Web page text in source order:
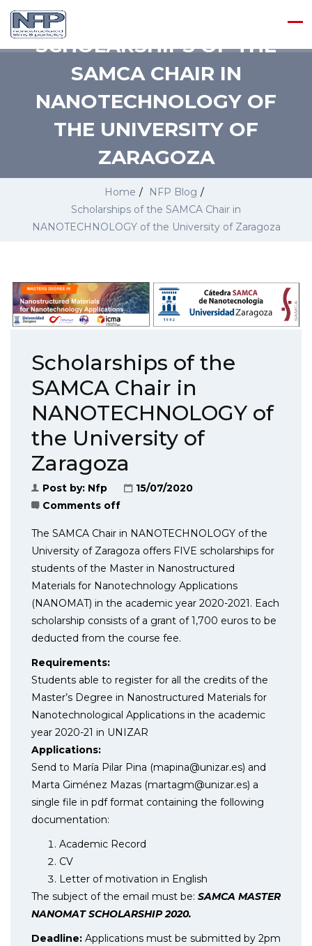
SCHOLARSHIPS OF THE
SAMCA CHAIR IN
NANOTECHNOLOGY OF
THE UNIVERSITY OF
ZARAGOZA
Home / NFP Blog /
Scholarships of the SAMCA Chair in
NANOTECHNOLOGY of the University of Zaragoza
Scholarships of the
SAMCA Chair in
NANOTECHNOLOGY of
the University of
Zaragoza
Post by: Nfp
15/07/2020
Comments off
The SAMCA Chair in NANOTECHNOLOGY of the
University of Zaragoza offers FIVE scholarships for
students of the Master in Nanostructured
Materials for Nanotechnology Applications
(NANOMAT) in the academic year 2020-2021. Each
scholarship consists of a grant of 1,700 euros to be
deducted from the course fee.
Requirements:
Students able to register for all the credits of the
Master’s Degree in Nanostructured Materials for
Nanotechnological Applications in the academic
year 2020-21 in UNIZAR
Applications:
Send to María Pilar Pina (mapina@unizar.es) and
Marta Giménez Mazas (martagm@unizar.es) a
single file in pdf format containing the following
documentation:
Academic Record
CV
Letter of motivation in English
The subject of the email must be: SAMCA MASTER
NANOMAT SCHOLARSHIP 2020.
Deadline: Applications must be submitted by 2pm